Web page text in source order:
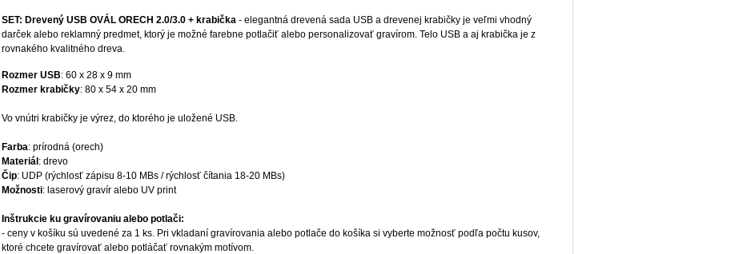
SET: Drevený USB OVÁL ORECH 2.0/3.0 + krabička - elegantná drevená sada USB a drevenej krabičky je veľmi vhodný
darček alebo reklamný predmet, ktorý je možné farebne potlačiť alebo personalizovať gravírom. Telo USB a aj krabička je z
rovnakého kvalitného dreva.
Rozmer USB: 60 x 28 x 9 mm
Rozmer krabičky: 80 x 54 x 20 mm
Vo vnútri krabičky je výrez, do ktorého je uložené USB.
Farba: prírodná (orech)
Materiál: drevo
Čip: UDP (rýchlosť zápisu 8-10 MBs / rýchlosť čítania 18-20 MBs)
Možnosti: laserový gravír alebo UV print
Inštrukcie ku gravírovaniu alebo potlači:
- ceny v košíku sú uvedené za 1 ks. Pri vkladaní gravírovania alebo potlače do košíka si vyberte možnosť podľa počtu kusov,
ktoré chcete gravírovať alebo potláčať rovnakým motívom.